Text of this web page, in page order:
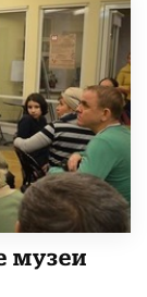
музеи